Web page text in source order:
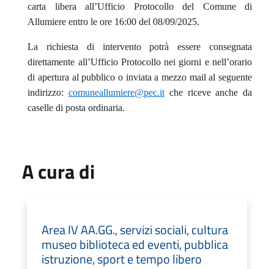
carta libera all’Ufficio Protocollo del Comune di
Allumiere entro le ore 16:00 del 08/09/2025.
La richiesta di intervento potrà essere consegnata
direttamente all’Ufficio Protocollo nei giorni e nell’orario
di apertura al pubblico o inviata a mezzo mail al seguente
indirizzo:comuneallumiere@pec.it che riceve anche da
caselle di posta ordinaria.
A cura di
Area IV AA.GG., servizi sociali, cultura
museo biblioteca ed eventi, pubblica
istruzione, sport e tempo libero